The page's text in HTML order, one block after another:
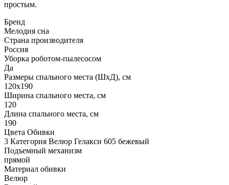
простым.
Бренд
Мелодия сна
Страна производителя
Россия
Уборка роботом-пылесосом
Да
Размеры спального места (ШхД), см
120х190
Ширина спального места, см
120
Длина спального места, см
190
Цвета Обивки
3 Категория Велюр Гелакси 605 бежевый
Подъемный механизм
прямой
Материал обивки
Велюр